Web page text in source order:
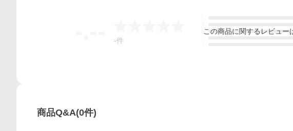
-件
この商品に関するレビュー
商品Q&A(0件)